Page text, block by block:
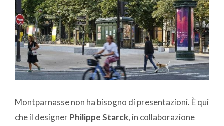
Montparnasse non ha bisogno di presentazioni. È qui
che il designerPhilippe Starck, in collaborazione